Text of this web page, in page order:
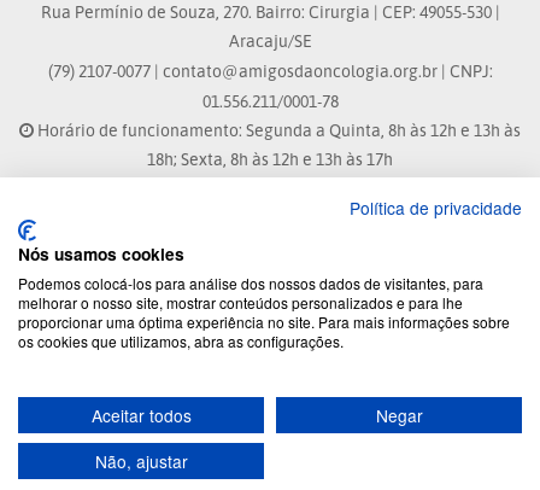
Rua Permínio de Souza, 270. Bairro: Cirurgia | CEP: 49055-530 |
Aracaju/SE
(79) 2107-0077 | contato@amigosdaoncologia.org.br| CNPJ:
01.556.211/0001-78
Horário de funcionamento: Segunda a Quinta, 8h às 12h e 13h às
18h; Sexta, 8h às 12h e 13h às 17h
Site atualizado em: 07/08/2026 às 17:25h
® Marca Registrada
© 2026 - Todos os direitos reservados.
Desenvolvido por:
Política de privacidade
Nós usamos cookies
Podemos colocá-los para análise dos nossos dados de visitantes, para
melhorar o nosso site, mostrar conteúdos personalizados e para lhe
proporcionar uma óptima experiência no site. Para mais informações sobre
os cookies que utilizamos, abra as configurações.
Aceitar todos
Negar
Não, ajustar